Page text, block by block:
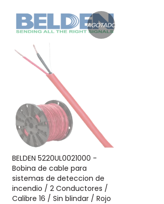
AGOTADO
BELDEN 5220UL0021000 -
Bobina de cable para
sistemas de deteccion de
incendio / 2 Conductores /
Calibre 16 / Sin blindar / Rojo